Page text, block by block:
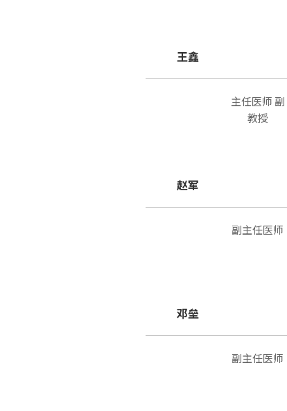
王鑫
赵军
主任医师 副
教授
邓垒
副主任医师
副主任医师